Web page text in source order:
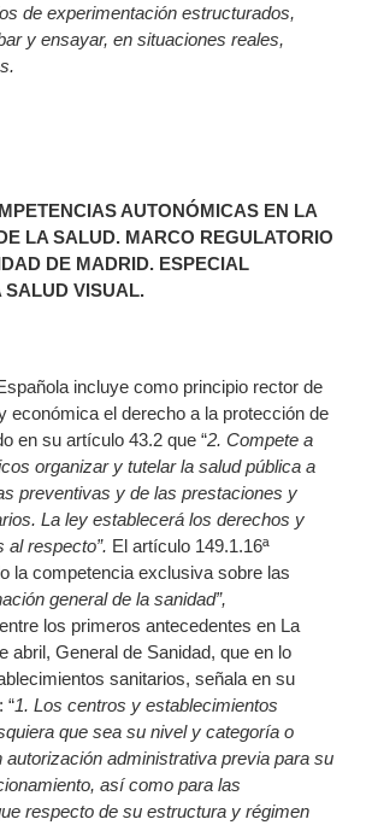
de experimentación estructurados,
y ensayar, en situaciones reales,
AUTONÓMICAS EN LA
LA SALUD. MARCO REGULATORIO
DE MADRID. ESPECIAL
SALUD VISUAL.
incluye como principio rector de
económica el derecho a la protección de
en su artículo 43.2 que “2. Compete a
organizar y tutelar la salud pública a
preventivas y de las prestaciones y
La ley establecerá los derechos y
al respecto”. El artículo 149.1.16ª
la competencia exclusiva sobre las
general de la sanidad”,
los primeros antecedentes en La
abril, General de Sanidad, que en lo
sanitarios, señala en su
“1. Los centros y establecimientos
que sea su nivel y categoría o
autorización administrativa previa para su
así como para las
respecto de su estructura y régimen